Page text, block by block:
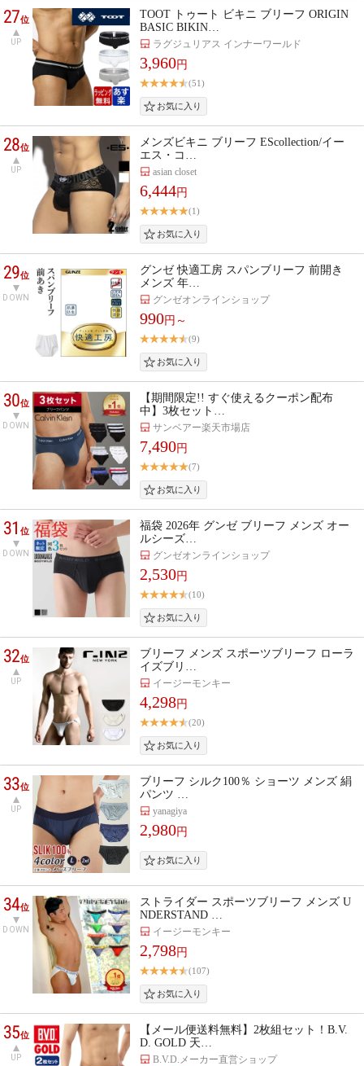
27位
UP
TOOT トゥート ビキニ ブリーフ ORIGIN
BASIC BIKIN…
ラグジュリアス インナーワールド
3,960円
(51)
28位
UP
メンズビキニ ブリーフ EScollection/イー
エス・コ…
asian closet
6,444円
(1)
29位
DOWN
グンゼ 快適工房 スパンブリーフ 前開き
メンズ 年…
グンゼオンラインショップ
990円～
(9)
30位
DOWN
【期間限定!! すぐ使えるクーポン配布
中】3枚セット…
サンベアー楽天市場店
7,490円
(7)
31位
DOWN
福袋 2026年 グンゼ ブリーフ メンズ オー
ルシーズ…
グンゼオンラインショップ
2,530円
(10)
32位
UP
ブリーフ メンズ スポーツブリーフ ローラ
イズブリ…
イージーモンキー
4,298円
(20)
33位
UP
ブリーフ シルク100％ ショーツ メンズ 絹
パンツ …
yanagiya
2,980円
34位
DOWN
ストライダー スポーツブリーフ メンズ U
NDERSTAND …
イージーモンキー
2,798円
(107)
35位
UP
【メール便送料無料】2枚組セット！B.V.
D. GOLD 天…
B.V.D.メーカー直営ショップ